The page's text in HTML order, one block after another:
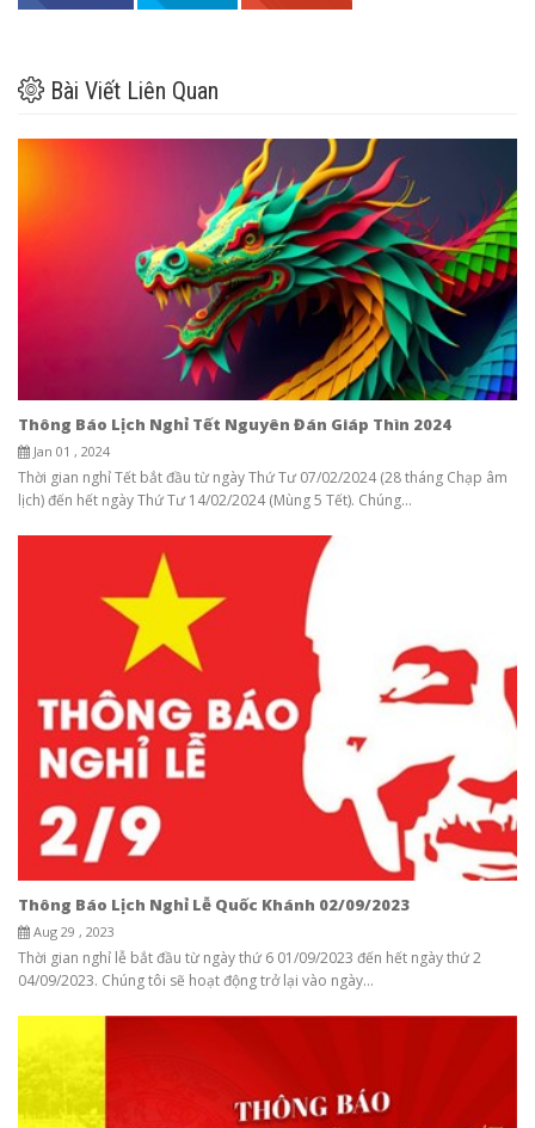
Bài Viết Liên Quan
Thông Báo Lịch Nghỉ Tết Nguyên Đán Giáp Thìn 2024
Jan 01 , 2024
Thời gian nghỉ Tết bắt đầu từ ngày Thứ Tư 07/02/2024 (28 tháng Chạp âm
lịch) đến hết ngày Thứ Tư 14/02/2024 (Mùng 5 Tết). Chúng...
Thông Báo Lịch Nghỉ Lễ Quốc Khánh 02/09/2023
Aug 29 , 2023
Thời gian nghỉ lễ bắt đầu từ ngày thứ 6 01/09/2023 đến hết ngày thứ 2
04/09/2023. Chúng tôi sẽ hoạt động trở lại vào ngày...